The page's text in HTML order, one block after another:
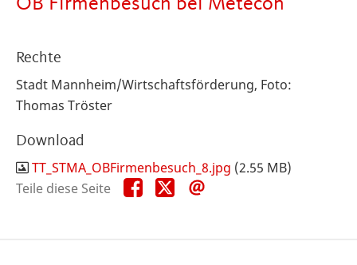
Rechte
Stadt Mannheim/Wirtschaftsförderung, Foto:
Thomas Tröster
Download
TT_STMA_OBFirmenbesuch_8.jpg (2.55 MB)
Teile diese Seite
Teile
diese
Teile
diese